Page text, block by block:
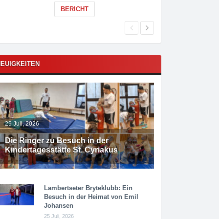
BERICHT
Die Ringer zu Besuch in der
Kindertagesstätte St. Cyriakus
29 Juli, 2026
Lambertseter Bryteklubb: Ein
Besuch in der Heimat von Emil
Johansen
25 Juli, 2026